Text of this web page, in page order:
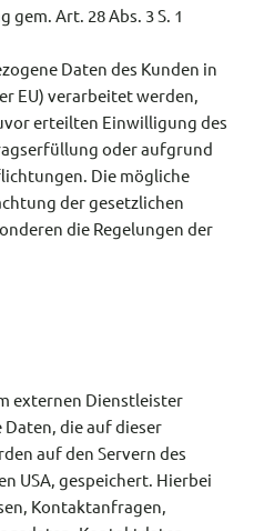
Art. 28 Abs. 3 S. 1
Daten des Kunden in
EU) verarbeitet werden,
erteilten Einwilligung des
oder aufgrund
Die mögliche
der gesetzlichen
die Regelungen der
externen Dienstleister
die auf dieser
auf den Servern des
USA, gespeichert. Hierbei
Kontaktanfragen,